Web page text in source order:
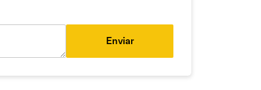
Enviar